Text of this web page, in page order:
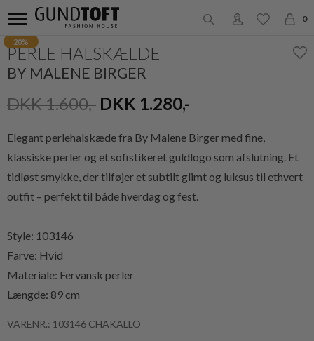
0
20%
PERLE HALSKÆLDE
BY MALENE BIRGER
DKK 1.600,- DKK 1.280,-
Elegant perlehalskæde fra By Malene Birger med fine,
klassiske perler og et sofistikeret guldlogo som afslutning. Et
tidløst smykke, der tilføjer et subtilt glimt og luksus til ethvert
outfit – perfekt til både hverdag og fest.
Style: 103146
Farve: Hvid
Materiale: Fervansk perler
Længde: 89 cm
VARENR.: 103146 CHAKALLO